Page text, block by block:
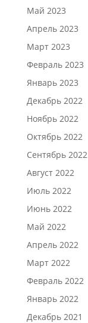
Май 2023
Апрель 2023
Март 2023
Февраль 2023
Январь 2023
Декабрь 2022
Ноябрь 2022
Октябрь 2022
Сентябрь 2022
Август 2022
Июль 2022
Июнь 2022
Май 2022
Апрель 2022
Март 2022
Февраль 2022
Январь 2022
Декабрь 2021